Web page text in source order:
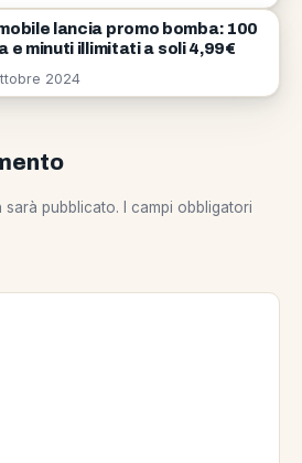
lancia promo bomba: 100
e minuti illimitati a soli 4,99€
2024
sarà pubblicato.
I campi obbligatori